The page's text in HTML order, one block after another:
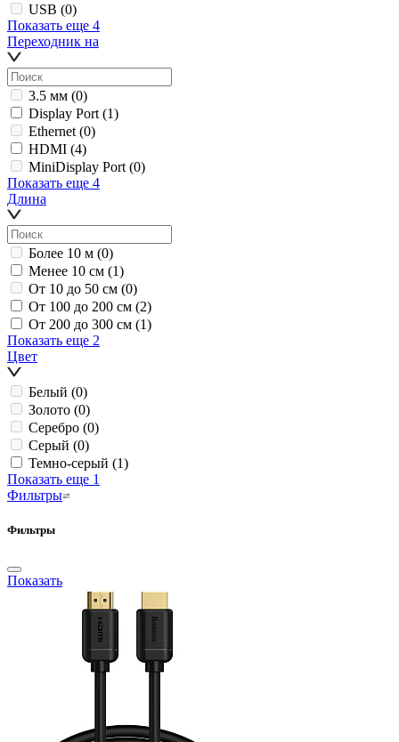
USB (0)
Показать еще 4
Переходник на
3.5 мм (0)
Display Port (1)
Ethernet (0)
HDMI (4)
MiniDisplay Port (0)
Показать еще 4
Длина
Более 10 м (0)
Менее 10 см (1)
От 10 до 50 см (0)
От 100 до 200 см (2)
От 200 до 300 см (1)
Показать еще 2
Цвет
Белый (0)
Золото (0)
Серебро (0)
Серый (0)
Темно-серый (1)
Показать еще 1
Фильтры
Фильтры
Показать